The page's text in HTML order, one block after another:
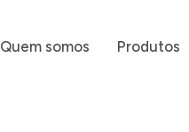
Quem somos Produtos